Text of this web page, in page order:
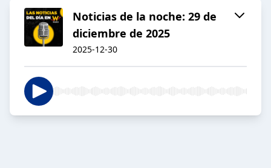
Noticias de la noche: 29 de
diciembre de 2025
2025-12-30